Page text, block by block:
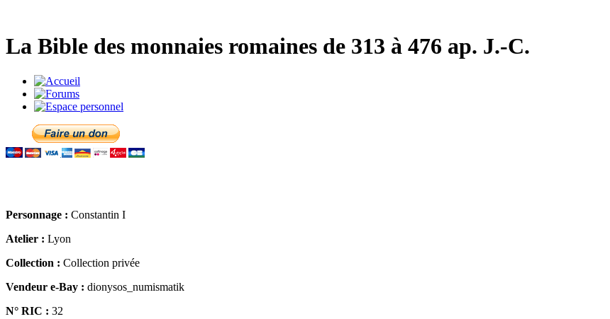
La Bible des monnaies romaines de 313 à 476 ap. J.-C.
Personnage : Constantin I
Atelier : Lyon
Collection : Collection privée
Vendeur e-Bay : dionysos_numismatik
N° RIC : 32